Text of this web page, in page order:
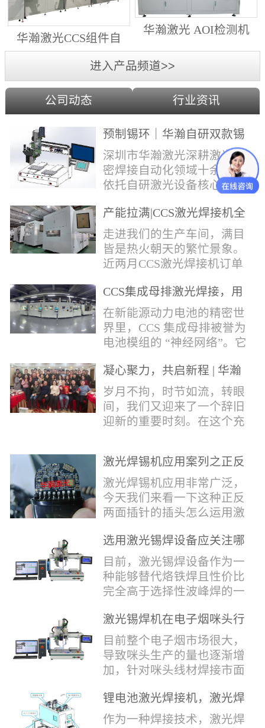
华瀚激光CCS组件自
动生产线（横向线）
华瀚激光 AOI检测机
（型号HA18DM6)
进入产品频道>>
公司动态 行业资讯
预制锡环｜华瀚自研双款锡
环机，实现焊点标准化量产
深圳市华瀚激光深耕激光精
密焊接自动化领域十余年，
依托自研激光设备核心技
环挤压成型机、多功能锡环
卷绕成型机，两套专业锡环
制备设备，预制标准化锡环
搭配激光定点熔锡工艺，从
方位解决精密电子量产焊接
痛点。预制锡环焊接工艺预
制锡环焊接工艺，核心优势
明显：1.锡料定量可控：锡
环设备提前卷绕/挤压成型，
每一枚锡环锡含量标准化，
激光一次性熔融，焊点大
小、锡厚高度统一...
产能拉满|CCS激光焊接机全
力量产冲刺
走进我们的生产车间，满目
皆是热火朝天的繁忙景象。
近两月CCS激光焊接机订单
和，全员火力全开，全力奔
赴交付节点，用硬核产能响
应市场需求，用严苛品质回
馈每一份客户信任。市场认
的技术、高效智能的生产优
势与零缺陷的品控标准，我
们的CCS激光焊接机持续斩
获大量订单，近两月产能全
开、排期紧凑，生产线有序
整机调试、性能检测到成品
CCS集成母排激光焊接，用
微米级工艺守护新能源电池
生命线
在新能源动力电池的精密世
界里，CCS 集成母排被誉为
电池模组的 “神经网络”。它
电，更承载着电压、温度信
号的实时采集，是连接电芯
与BMS电池管理系统的关键
桥梁。而连接这一切的，正
领域十余载，没有华丽的措
辞，只有最朴实的工艺呈
现，为客户解决实实在在的
落地生产难题。决定电池安
全的“微米关卡”随着新能源
汽车与储能市场爆发式增
凝心聚力，共启新程 | 华瀚
激光年度盛典
岁月不拘，时节如流，转眼
间，我们又迎来了一个辞旧
迎新的重要时刻。在这个充
堂，共同回顾了过去一年的
奋斗与辉煌，分享了成功的
喜悦，并对新的一年充满了
无限憧憬。回望过去，铭记
经理尹建中先生发表了振奋
人心的讲话。他首先对全体
员工在过去一年中的辛勤付
出和卓越贡献表示了最衷心
的感谢，并全面回顾了公司
在过去一年里取得的各项成
激光焊锡机应用案列之正反
两面插针焊接
激光焊锡机应用非常广泛，
今天我们来看一下这种正反
两面插针的插头怎么运用激
反两面都有插针的插头，其
焊接的方式还是有一定的难
点的，第一回流焊和自动烙
铁焊都不合适，因为对面一
会烫伤，在加上有干涉，烙
铁头不方便下去，目前在大
多数情况只能采用人工焊
接，目前人工成本贵，流动
性大，焊接的品质也难保
证。 但采用激光...
选用激光锡焊设备应关注哪
些方面
目前，激光锡焊设备作为一
种能够替代烙铁焊且性价比
完全高于选择性波峰焊的一
来越多的企业关注与使用，
那么在选择激光锡焊设备方
面应该关注哪几点哪？
其一，激光锡焊接设备上
动力核心部件，激光器肯定
是锡焊接设备最至关重要的
一环。目前作为激光锡焊接
激光锡焊机在电子烟咪头行
业的应用
目前整个电子烟市场很大，
导致咪头生产的量也逐渐增
加，针对咪头线材焊接市面
统烙铁焊接，优势价格便
宜，咪头焊接自动化生产线
锂电池激光焊接机，激光焊
锡机厂家如何选？
作为一种焊接技术，激光焊